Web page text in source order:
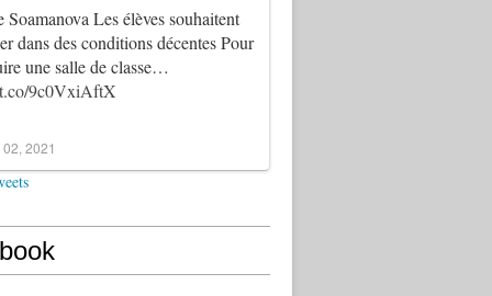
Soamanova Les élèves souhaitent
dans des conditions décentes Pour
une salle de classe…
9c0VxiAftX
2021